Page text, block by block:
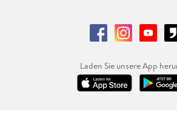
Laden Sie unsere App